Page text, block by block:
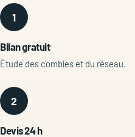
1
Bilan gratuit
Étude des combles et du réseau.
2
Devis 24 h